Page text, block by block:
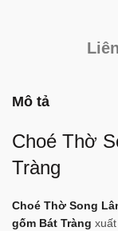
Mô tả
Choé Thờ
Tràng
Choé Thờ Song
gốm Bát Tràng